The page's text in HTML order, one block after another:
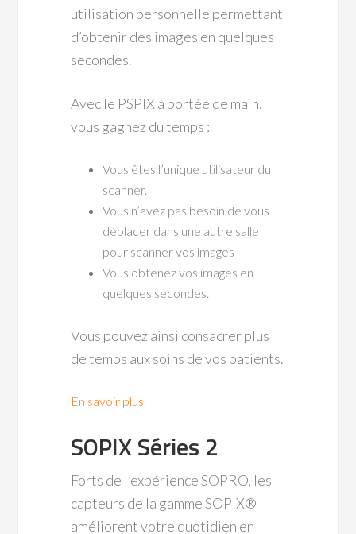
utilisation personnelle permettant
d’obtenir des images en quelques
secondes.
Avec le PSPIX à portée de main,
vous gagnez du temps :
Vous êtes l’unique utilisateur du
scanner.
Vous n’avez pas besoin de vous
déplacer dans une autre salle
pour scanner vos images
Vous obtenez vos images en
quelques secondes.
Vous pouvez ainsi consacrer plus
de temps aux soins de vos patients.
En savoir plus
SOPIX Séries 2
Forts de l’expérience SOPRO, les
capteurs de la gamme SOPIX®
améliorent votre quotidien en